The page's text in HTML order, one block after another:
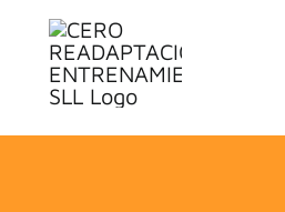
Saltar
contenido